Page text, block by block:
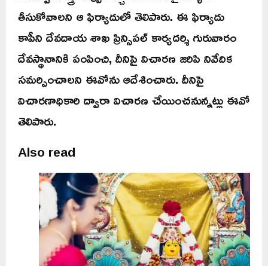
తీసుకోవాలని ఆ ఫిర్యాదులో తెలిపారు. ఈ ఫిర్యాదు
కాపీని దేవదాయ శాఖ ప్రిన్సిపల్ కార్యదర్శి గురువారం
దేవస్థానానికి పంపించి, దీనిపై విచారణ జరిపి నివేదిక
సమర్పించాలని ఈవోను ఆదేశించారు. దీనిపై
విచారణాధికారి ద్వారా విచారణ చేయించనున్నట్లు ఈవో
తెలిపారు.
Also read